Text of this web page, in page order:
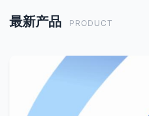
最新产品 PRODUCT